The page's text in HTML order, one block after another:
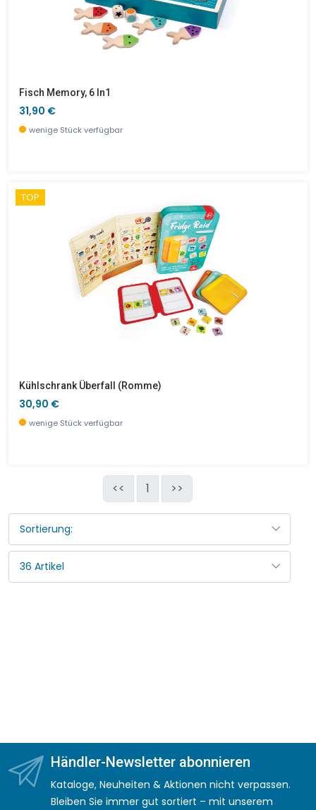
Fisch Memory, 6 In1
31,90 €
wenige Stück verfügbar
TOP
Kühlschrank Überfall (Romme)
30,90 €
wenige Stück verfügbar
<< 1 >>
Händler-Newsletter abonnieren
Kataloge, Neuheiten & Aktionen nicht verpassen.
Bleiben Sie immer gut sortiert – mit unserem